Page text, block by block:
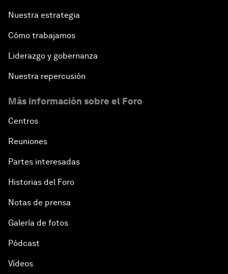
Nuestra estrategia
Cómo trabajamos
Liderazgo y gobernanza
Nuestra repercusión
Más información sobre el Foro
Centros
Reuniones
Partes interesadas
Historias del Foro
Notas de prensa
Galería de fotos
Pódcast
Vídeos